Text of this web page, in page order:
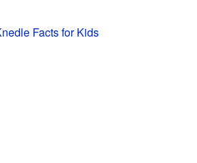
Facts for Kids